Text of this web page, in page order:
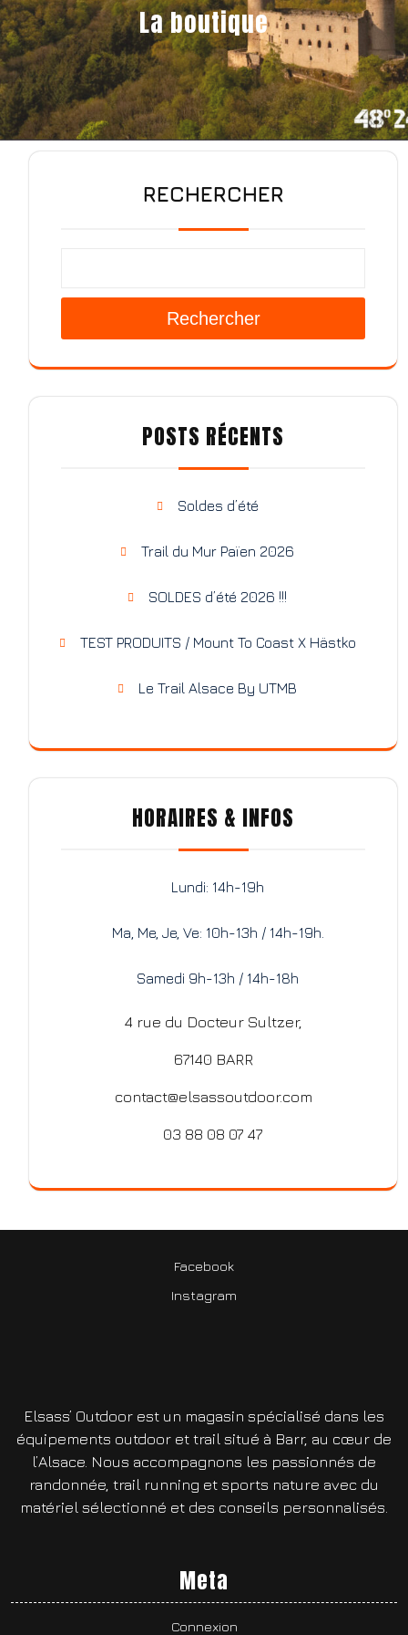
La boutique
RECHERCHER
Rechercher
POSTS RÉCENTS
Soldes d’été
Trail du Mur Païen 2026
SOLDES d’été 2026 !!!
TEST PRODUITS / Mount To Coast X Hästko
Le Trail Alsace By UTMB
HORAIRES & INFOS
Lundi: 14h-19h
Ma, Me, Je, Ve: 10h-13h / 14h-19h.
Samedi 9h-13h / 14h-18h
4 rue du Docteur Sultzer,
67140 BARR
contact@elsassoutdoor.com
03 88 08 07 47
Facebook
Instagram
Elsass’ Outdoor est un magasin spécialisé dans les
équipements outdoor et trail situé à Barr, au cœur de
l’Alsace. Nous accompagnons les passionnés de
randonnée, trail running et sports nature avec du
matériel sélectionné et des conseils personnalisés.
Meta
Connexion